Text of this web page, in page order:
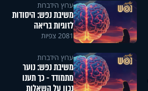
ערוץ הידברות
משיבת נפש: היסודות
לזוגיות בריאה
2081 צפיות
ערוץ הידברות
משיבת נפש: נוער
מתמודד - כך תענו